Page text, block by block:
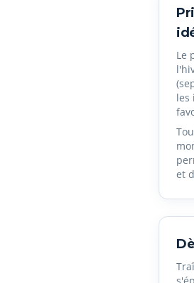
Le
les
et